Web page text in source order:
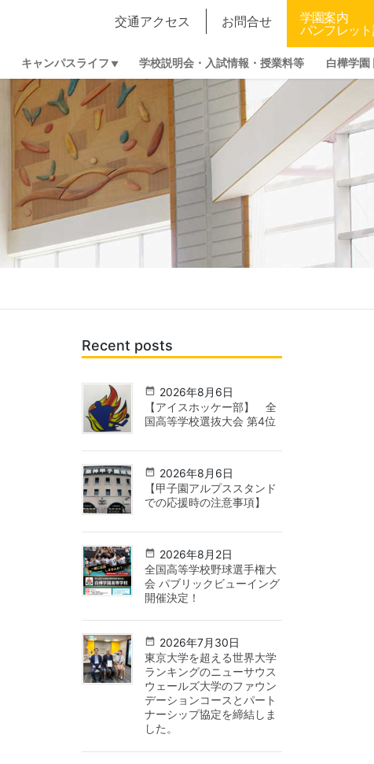
交通アクセス お問合せ
学園案内
パンフレッ
キャンパスライフ 学校説明会・入試情報・授業料等 白樺学園
Recent posts
2026年8月6日
【アイスホッケー部】 全
国高等学校選抜大会 第4位
2026年8月6日
【甲子園アルプススタンド
での応援時の注意事項】
2026年8月2日
全国高等学校野球選手権大
会 パブリックビューイング
開催決定！
2026年7月30日
東京大学を超える世界大学
ランキングのニューサウス
ウェールズ大学のファウン
デーションコースとパート
ナーシップ協定を締結しま
した。